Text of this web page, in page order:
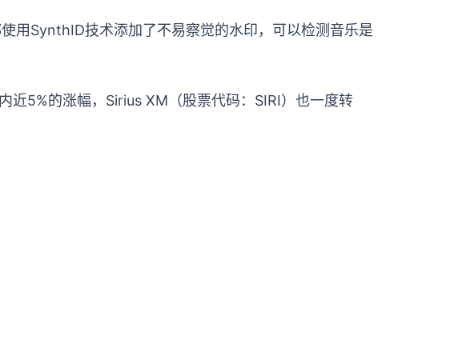
用SynthID技术添加了不易察觉的水印，可以检测音乐是
近5%的涨幅，Sirius XM（股票代码：SIRI）也一度转